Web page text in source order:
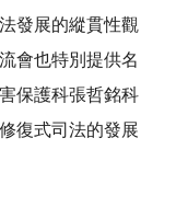
發展的縱貫性觀
會也特別提供名
保護科張哲銘科
復式司法的發展